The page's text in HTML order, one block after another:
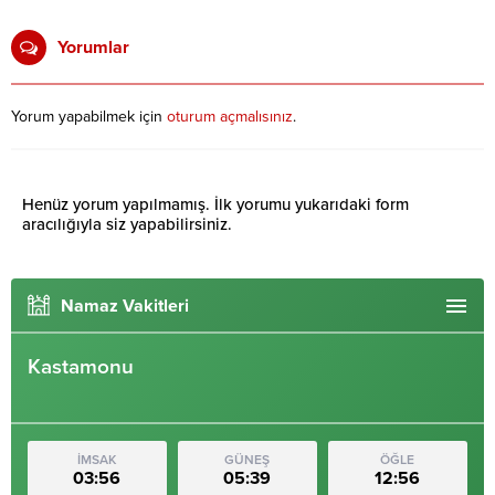
Yorumlar
Yorum yapabilmek için oturum açmalısınız.
Henüz yorum yapılmamış. İlk yorumu yukarıdaki form
aracılığıyla siz yapabilirsiniz.
Namaz Vakitleri
Kastamonu
İMSAK
03:56
GÜNEŞ
05:39
ÖĞLE
12:56